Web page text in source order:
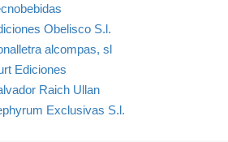
Obelisco S.l.
alcompas, sl
Ediciones
Raich Ullan
Exclusivas S.l.